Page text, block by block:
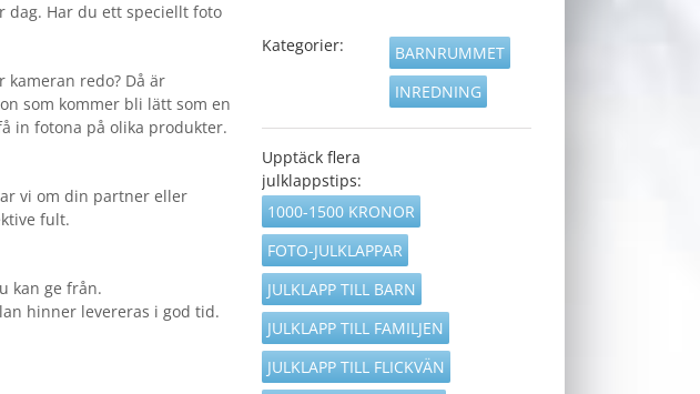
dag. Har du ett speciellt foto
kameran redo? Då är
som kommer bli lätt som en
in fotona på olika produkter.
vi om din partner eller
fult.
kan ge från.
hinner levereras i god tid.
Kategorier:
BARNRUMMET
INREDNING
Upptäck flera
julklappstips:
1000-1500 KRONOR
FOTO-JULKLAPPAR
JULKLAPP TILL BARN
JULKLAPP TILL FAMILJEN
JULKLAPP TILL FLICKVÄN